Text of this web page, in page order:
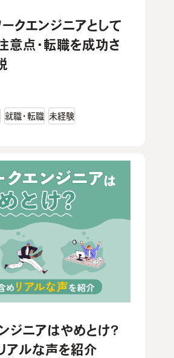
クエンジニアとして
意点・転職を成功さ
就職・転職 未経験
ジニアはやめとけ？
アルな声を紹介